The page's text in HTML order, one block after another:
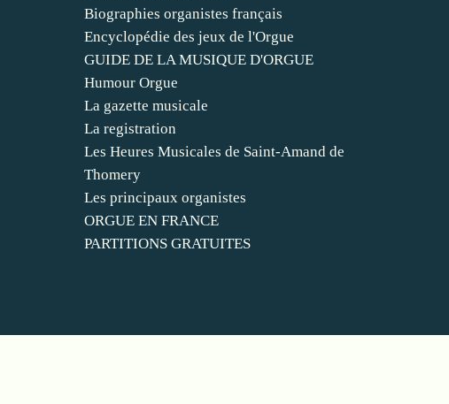
Biographies organistes français
Encyclopédie des jeux de l'Orgue
GUIDE DE LA MUSIQUE D'ORGUE
Humour Orgue
La gazette musicale
La registration
Les Heures Musicales de Saint-Amand de
Thomery
Les principaux organistes
ORGUE EN FRANCE
PARTITIONS GRATUITES